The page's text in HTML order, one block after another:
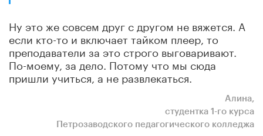
Ну это же совсем друг с другом не вяжется. А
если кто-то и включает тайком плеер, то
преподаватели за это строго выговаривают.
По-моему, за дело. Потому что мы сюда
пришли учиться, а не развлекаться.
Алина,
студентка 1-го курса
Петрозаводского педагогического колледжа